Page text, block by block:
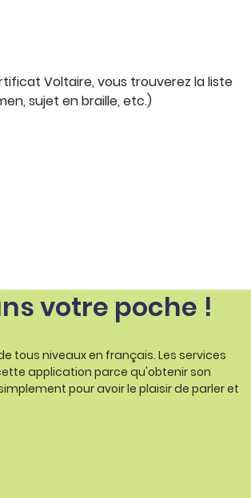
Voltaire, vous trouverez la liste
sujet en braille, etc.)
votre poche !
tous niveaux en français. Les services
application parce qu'obtenir son
pour avoir le plaisir de parler et